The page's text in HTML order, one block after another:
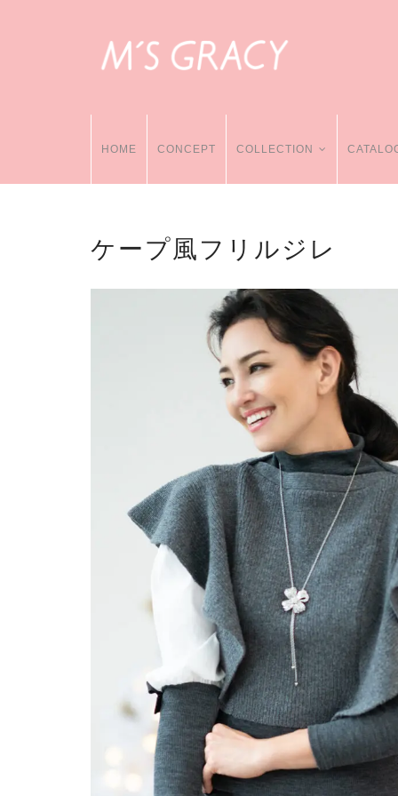
HOME CONCEPT COLLECTION
ケープ風フリルジレ